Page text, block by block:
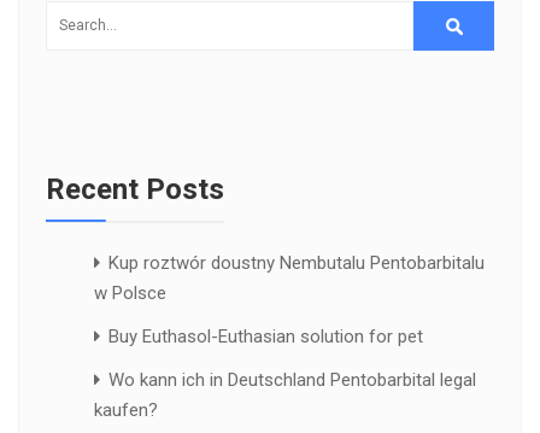
Recent Posts
Kup roztwór doustny Nembutalu Pentobarbitalu
w Polsce
Buy Euthasol-Euthasian solution for pet
Wo kann ich in Deutschland Pentobarbital legal
kaufen?